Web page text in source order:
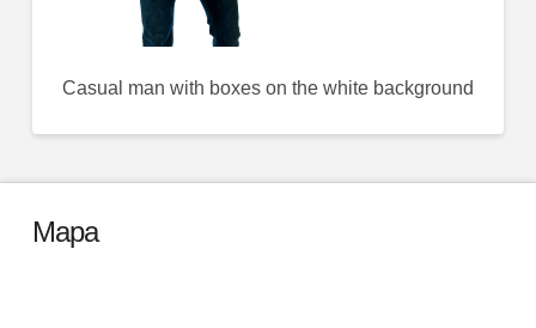
Casual man with boxes on the white background
Mapa